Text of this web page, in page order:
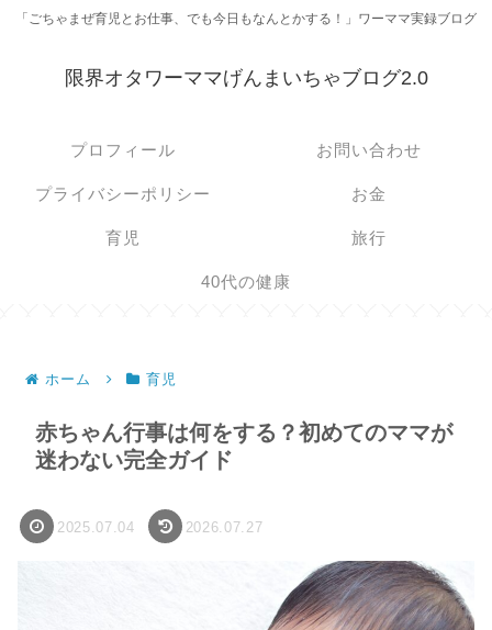
「ごちゃまぜ育児とお仕事、でも今日もなんとかする！」ワーママ実録ブログ
限界オタワーママげんまいちゃブログ2.0
プロフィール お問い合わせ
プライバシーポリシー お金
育児 旅行
40代の健康
ホーム 育児
赤ちゃん行事は何をする？初めてのママが
迷わない完全ガイド
2025.07.04 2026.07.27